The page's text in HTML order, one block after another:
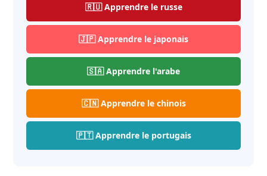
🇷🇺 Apprendre le russe
🇯🇵 Apprendre le japonais
🇸🇦 Apprendre l'arabe
🇨🇳 Apprendre le chinois
🇵🇹 Apprendre le portugais